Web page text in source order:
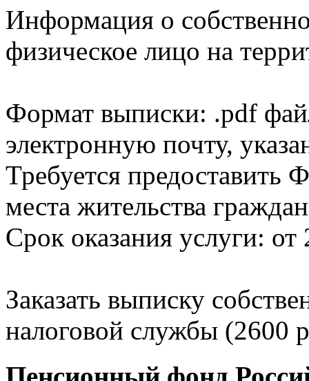
Информация о
физическое лицо на
Формат выписки: .pdf
электронную почту,
Требуется
места жительства
Срок оказания услуги: от
Заказать выписку
налоговой службы (2600